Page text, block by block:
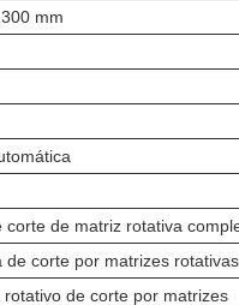
mm
corte de matriz rotativa
de corte por matrizes rotativas
rotativo de corte por matrizes